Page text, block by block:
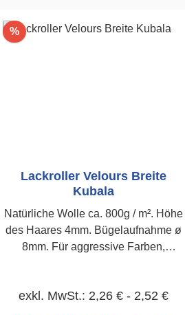
kompatibel mit Griff Kat. Nr. 4196 und
%Rabatt
Lackroller Velours Breite
Kubala
Natürliche Wolle ca. 800g / m². Höhe
des Haares 4mm. Bügelaufnahme ø
8mm. Für aggressive Farben,
exkl. MwSt.: 2,26 € - 2,52 €